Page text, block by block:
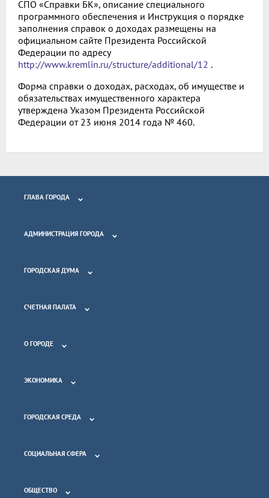
СПО «Справки БК», описание специального
программного обеспечения и Инструкция о порядке
заполнения справок о доходах размещены на
официальном сайте Президента Российской
Федерации по адресу
http://www.kremlin.ru/structure/additional/12 .
Форма справки о доходах, расходах, об имуществе и
обязательствах имущественного характера
утверждена Указом Президента Российской
Федерации от 23 июня 2014 года № 460.
ГЛАВА ГОРОДА
АДМИНИСТРАЦИЯ ГОРОДА
ГОРОДСКАЯ ДУМА
СЧЕТНАЯ ПАЛАТА
О ГОРОДЕ
ЭКОНОМИКА
ГОРОДСКАЯ СРЕДА
СОЦИАЛЬНАЯ СФЕРА
ОБЩЕСТВО